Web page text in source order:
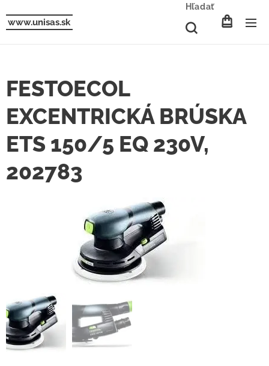
www.unisas.sk
Hľadať
FESTOECOL
EXCENTRICKÁ BRÚSKA
ETS 150/5 EQ 230V,
202783